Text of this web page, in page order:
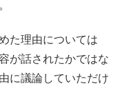
た理由については
が話されたかではな
に議論していただけ